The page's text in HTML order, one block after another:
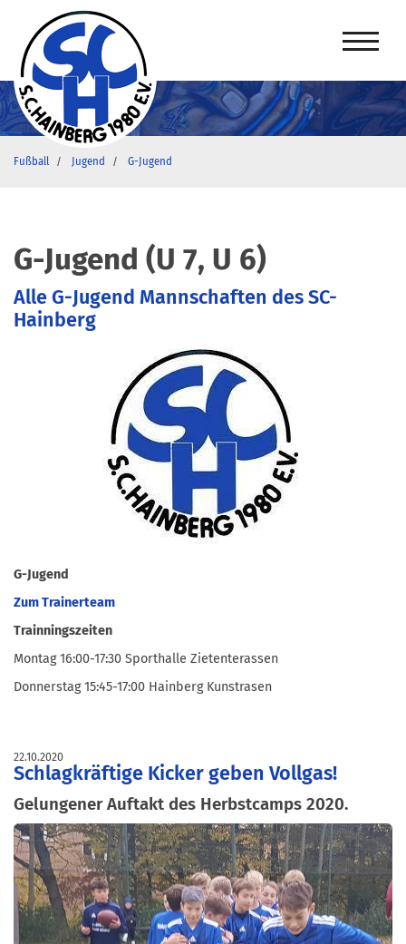
Fußball Jugend G-Jugend
G-Jugend (U 7, U 6)
Alle G-Jugend Mannschaften des SC-
Hainberg
G-Jugend
Zum Trainerteam
Trainningszeiten
Montag 16:00-17:30 Sporthalle Zietenterassen
Donnerstag 15:45-17:00 Hainberg Kunstrasen
22.10.2020
Schlagkräftige Kicker geben Vollgas!
Gelungener Auftakt des Herbstcamps 2020.